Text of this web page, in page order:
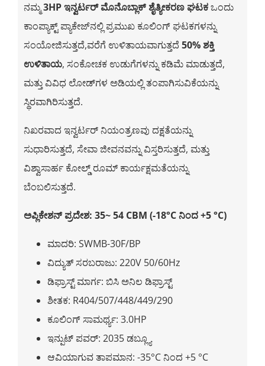
ನಮ್ಮ3HP ಇನ್ವರ್ಟರ್ ಮೊನೊಬ್ಲಾಕ್ ಶೈತ್ಯೀಕರಣ ಘಟಕಒಂದು
ಕಾಂಪ್ಯಾಕ್ಟ್ ಪ್ಯಾಕೇಜ್‌ನಲ್ಲಿ ಪ್ರಮುಖ ಕೂಲಿಂಗ್ ಘಟಕಗಳನ್ನು
ಸಂಯೋಜಿಸುತ್ತದೆ,ವರೆಗೆ ಉಳಿತಾಯವಾಗುತ್ತದೆ 50% ಶಕ್ತಿ
ಉಳಿತಾಯ, ಸಂಕೋಚಕ ಉಡುಗೆಗಳನ್ನು ಕಡಿಮೆ ಮಾಡುತ್ತದೆ,
ಮತ್ತು ವಿವಿಧ ಲೋಡ್‌ಗಳ ಅಡಿಯಲ್ಲಿ ತಂಪಾಗಿಸುವಿಕೆಯನ್ನು
ಸ್ಥಿರವಾಗಿರಿಸುತ್ತದೆ.
ನಿಖರವಾದ ಇನ್ವರ್ಟರ್ ನಿಯಂತ್ರಣವು ದಕ್ಷತೆಯನ್ನು
ಸುಧಾರಿಸುತ್ತದೆ, ಸೇವಾ ಜೀವನವನ್ನು ವಿಸ್ತರಿಸುತ್ತದೆ, ಮತ್ತು
ವಿಶ್ವಾಸಾರ್ಹ ಕೋಲ್ಡ್ ರೂಮ್ ಕಾರ್ಯಕ್ಷಮತೆಯನ್ನು
ಬೆಂಬಲಿಸುತ್ತದೆ.
ಅಪ್ಲಿಕೇಶನ್ ಪ್ರದೇಶ: 35~ 54 CBM (-18°C ನಿಂದ +5 °C)
ಮಾದರಿ: SWMB-30F/BP
ವಿದ್ಯುತ್ ಸರಬರಾಜು: 220V 50/60Hz
ಡಿಫ್ರಾಸ್ಟ್ ಮಾರ್ಗ: ಬಿಸಿ ಅನಿಲ ಡಿಫ್ರಾಸ್ಟ್
ಶೀತಕ: R404/507/448/449/290
ಕೂಲಿಂಗ್ ಸಾಮರ್ಥ್ಯ: 3.0HP
ಇನ್ಪುಟ್ ಪವರ್: 2035 ಡಬ್ಲ್ಯೂ
ಆವಿಯಾಗುವ ತಾಪಮಾನ: -35°C ನಿಂದ +5 °C